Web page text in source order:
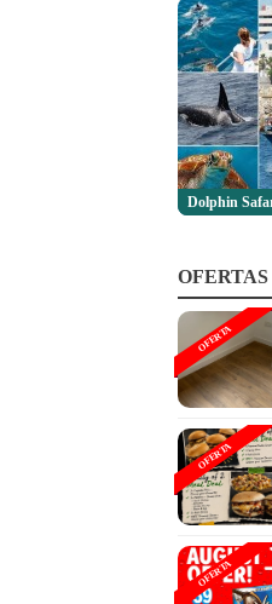
Dolphin
OFERTA
OFERTA
OFERTA